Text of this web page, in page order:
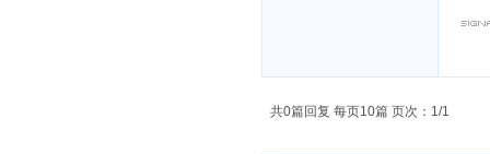
共0篇回复 每页10篇 页次：1/1